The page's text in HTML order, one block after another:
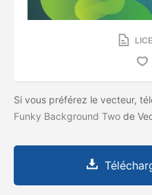
Si vous préférez le vecteur,
Funky Background Two de